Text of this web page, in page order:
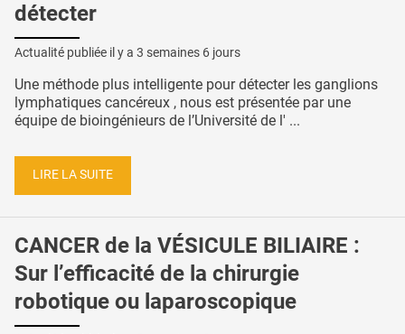
détecter
Actualité publiée il y a 3 semaines 6 jours
Une méthode plus intelligente pour détecter les ganglions
lymphatiques cancéreux , nous est présentée par une
équipe de bioingénieurs de l’Université de l' ...
LIRE LA SUITE
CANCER de la VÉSICULE BILIAIRE :
Sur l’efficacité de la chirurgie
robotique ou laparoscopique